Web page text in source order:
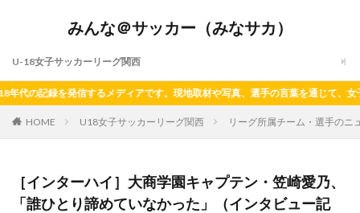
みんな＠サッカー（みなサカ）
U-18女子サッカーリーグ関西
発信するメディアです。現地取材や写真、選手の言葉を通じて、女子サッカー
HOME U18女子サッカーリーグ関西 リーグ所属チーム・選手のニ
［インターハイ］大商学園キャプテン・笠崎愛乃、
「誰ひとり諦めていなかった」（インタビュー記